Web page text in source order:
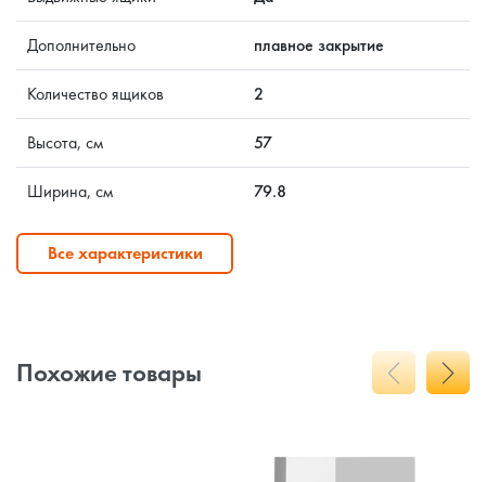
Дополнительно плавное закрытие
Количество ящиков 2
Высота, см 57
Ширина, см 79.8
Все характеристики
Похожие товары